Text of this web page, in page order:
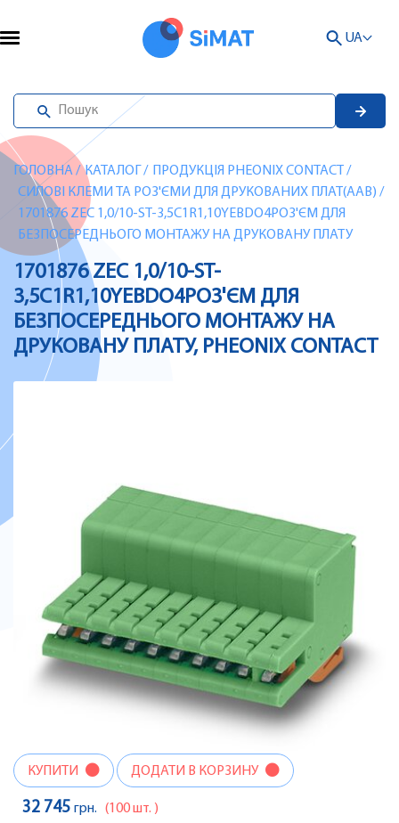
UA
ГОЛОВНА/ КАТАЛОГ / ПРОДУКЦІЯ PHEONIX CONTACT /
СИЛОВІ КЛЕМИ ТА РОЗ'ЄМИ ДЛЯ ДРУКОВАНИХ ПЛАТ(AAB) /
1701876 ZEC 1,0/10-ST-3,5C1R1,10YEBDO4РОЗ'ЄМ ДЛЯ
БЕЗПОСЕРЕДНЬОГО МОНТАЖУ НА ДРУКОВАНУ ПЛАТУ
1701876 ZEC 1,0/10-ST-
3,5C1R1,10YEBDO4РОЗ'ЄМ ДЛЯ
БЕЗПОСЕРЕДНЬОГО МОНТАЖУ НА
ДРУКОВАНУ ПЛАТУ, PHEONIX CONTACT
КУПИТИ ДОДАТИ В КОРЗИНУ
32 745 грн. (100 шт. )